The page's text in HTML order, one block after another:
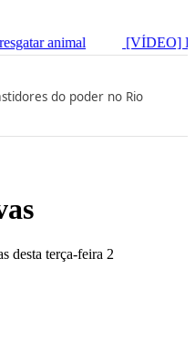
Professores da rede
do poder no Rio
desta terça-feira 2